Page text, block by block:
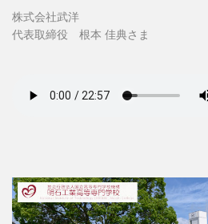
株式会社武洋
代表取締役 根本 佳典さま